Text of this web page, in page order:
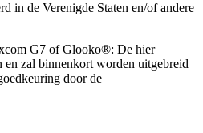
in de Verenigde Staten en/of andere
G7 of Glooko®: De hier
en zal binnenkort worden uitgebreid
door de